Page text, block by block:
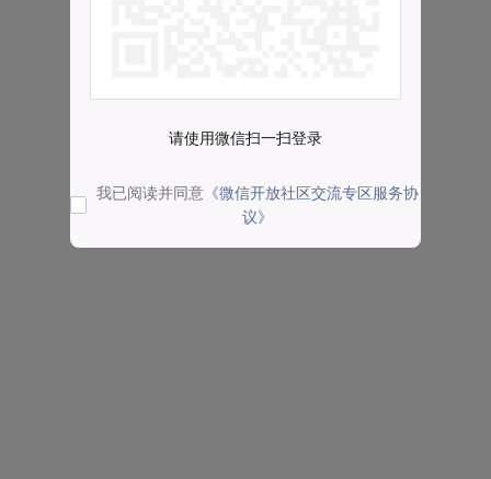
请使用微信扫一扫登录
我已阅读并同意 《微信开放社区交流专区服务协
议》